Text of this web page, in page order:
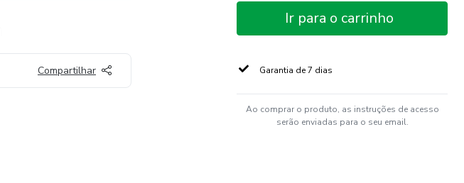
Compartilhar
Ir para o carrinho
Garantia de 7 dias
Ao comprar o produto, as instruções de acesso
serão enviadas para o seu email.